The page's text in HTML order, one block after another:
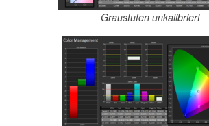
Graustufen unkalibriert